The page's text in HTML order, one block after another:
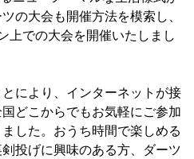
の大会も開催方法を模索し、
上での大会を開催いたしまし
により、インターネットが接
どこからでもお気軽にご参加
した。おうち時間で楽しめる
投げに興味のある方、ダーツ